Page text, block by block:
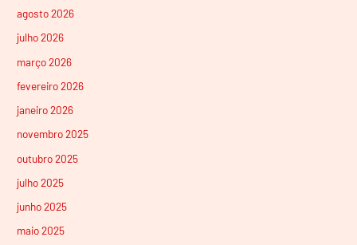
agosto 2026
julho 2026
março 2026
fevereiro 2026
janeiro 2026
novembro 2025
outubro 2025
julho 2025
junho 2025
maio 2025